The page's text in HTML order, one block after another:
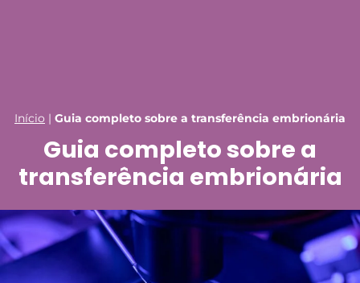
Início | Guia completo sobre a transferência embrionária
Guia completo sobre a
transferência embrionária